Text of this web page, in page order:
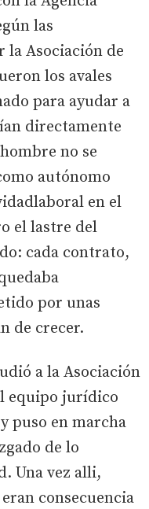
las
la Asociación de
los avales
para ayudar a
directamente
no se
autónomo
en el
el lastre del
cada contrato,
por unas
de crecer.
a la Asociación
equipo jurídico
puso en marcha
de lo
Una vez alli,
consecuencia